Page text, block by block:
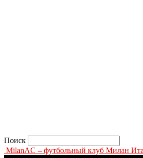
Поиск
MilanAC – футбольный клуб Милан